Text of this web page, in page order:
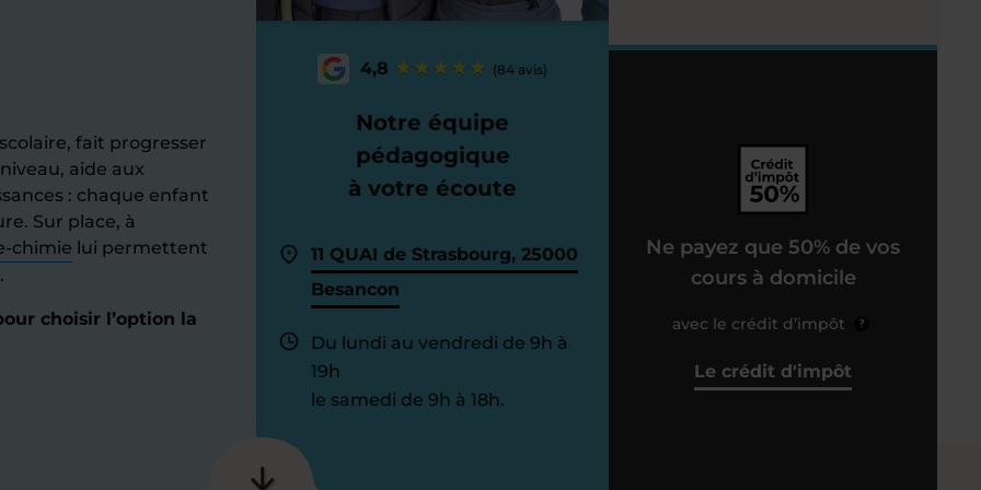
fait progresser
aide aux
: chaque enfant
Sur place, à
chimie lui permettent
choisir l’option la
4,8 (84 avis)
Notre équipe
pédagogique
à votre écoute
11 QUAI de Strasbourg, 25000
Besancon
Du lundi au vendredi de 9h à
19h
le samedi de 9h à 18h.
Ne payez que 50% de vos
cours à domicile
avec le crédit d’impôt ?
Le crédit d'impôt